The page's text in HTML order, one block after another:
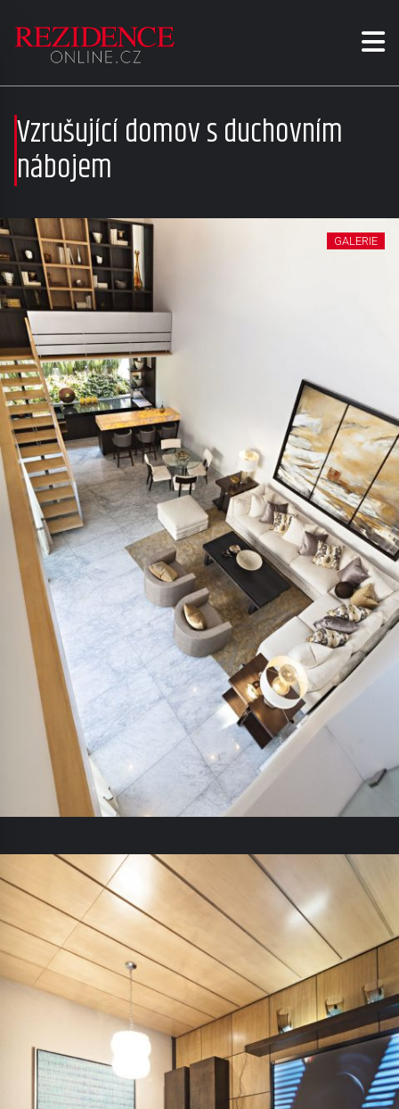
Vzrušující domov s duchovním
nábojem
GALERIE